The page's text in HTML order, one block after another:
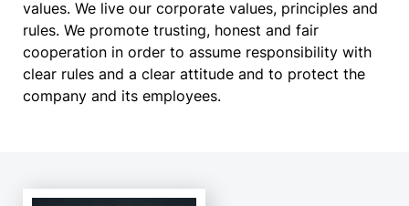
values. We live our corporate values, principles and
rules. We promote trusting, honest and fair
cooperation in order to assume responsibility with
clear rules and a clear attitude and to protect the
company and its employees.